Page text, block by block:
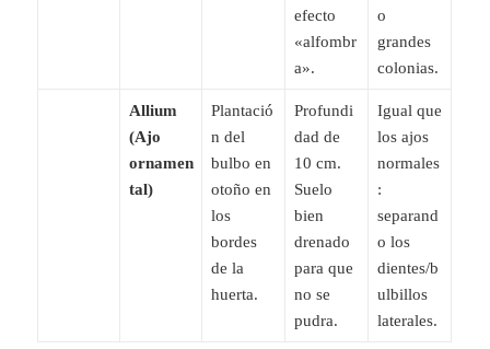
efecto
«alfombr
a».
o
grandes
colonias.
Allium
(Ajo
ornamen
tal)
Plantació
n del
bulbo en
otoño en
los
bordes
de la
huerta.
Profundi
dad de
10 cm.
Suelo
bien
drenado
para que
no se
pudra.
Igual que
los ajos
normales
:
separand
o los
dientes/b
ulbillos
laterales.